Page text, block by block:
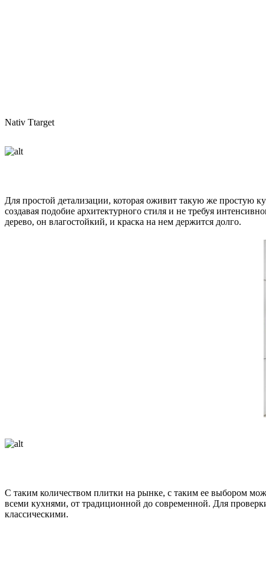
Nativ Ttarget
Для простой детализации, которая оживит такую же простую
создавая подобие архитектурного стиля и не требуя
дерево, он влагостойкий, и краска на нем держится долго.
С таким количеством плитки на рынке, с таким ее выбором
всеми кухнями, от традиционной до современной. Для
классическими.